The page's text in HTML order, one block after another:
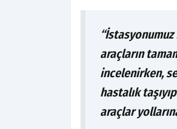
araçların
incelenirken,
hastalık
araçlar